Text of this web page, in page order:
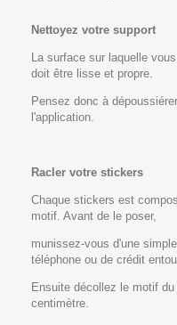
Nettoyez votre support
La surface sur laquelle
doit être lisse et propre.
Pensez donc à
l'application.
Racler votre stickers
Chaque stickers est
motif. Avant de le poser,
munissez-vous d'une
téléphone ou de crédit
Ensuite décollez le motif
centimètre.